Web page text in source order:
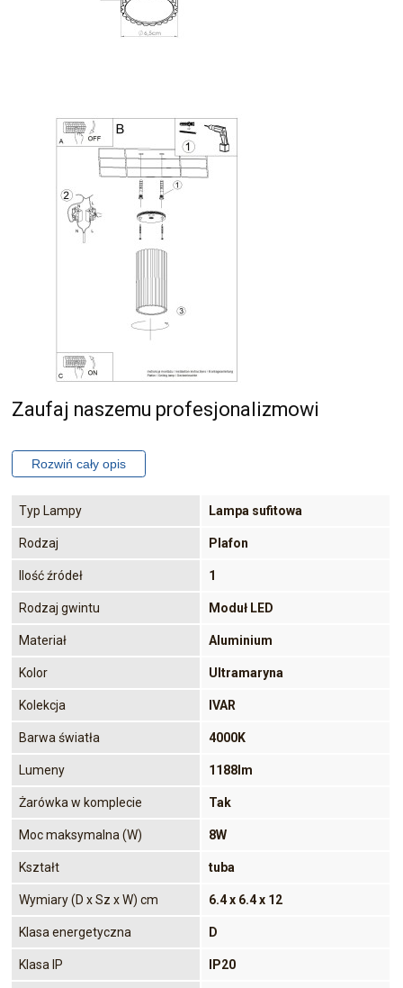
Zaufaj naszemu profesjonalizmowi
Typ Lampy Lampa sufitowa
Rodzaj Plafon
Ilość źródeł 1
Rodzaj gwintu Moduł LED
Materiał Aluminium
Kolor Ultramaryna
Kolekcja IVAR
Barwa światła 4000K
Lumeny 1188lm
Żarówka w komplecie Tak
Moc maksymalna (W) 8W
Kształt tuba
Wymiary (D x Sz x W) cm 6.4 x 6.4 x 12
Klasa energetyczna D
Klasa IP IP20